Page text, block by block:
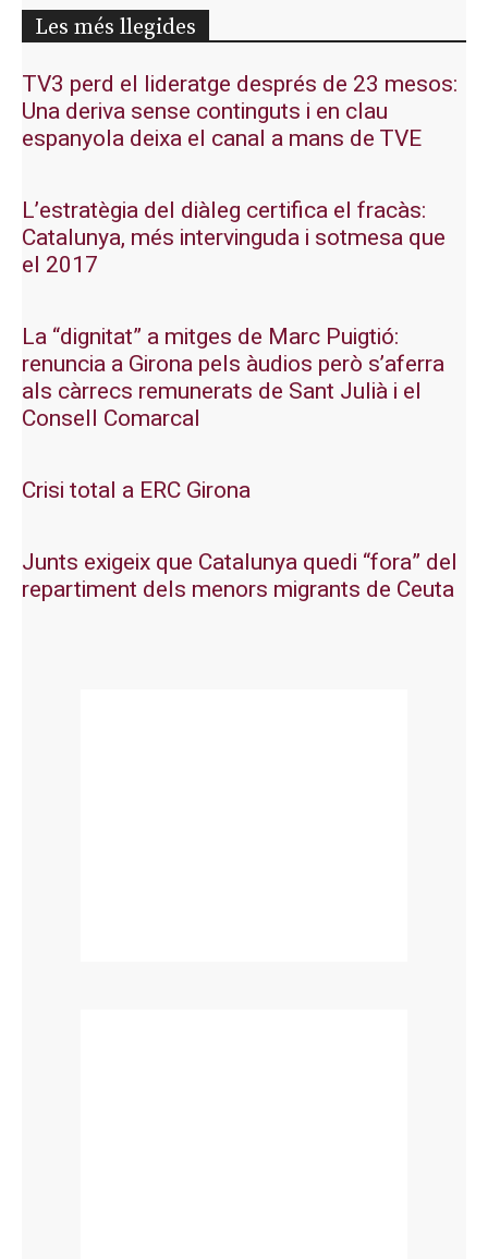
Les més llegides
TV3 perd el lideratge després de 23 mesos:
Una deriva sense continguts i en clau
espanyola deixa el canal a mans de TVE
L’estratègia del diàleg certifica el fracàs:
Catalunya, més intervinguda i sotmesa que
el 2017
La “dignitat” a mitges de Marc Puigtió:
renuncia a Girona pels àudios però s’aferra
als càrrecs remunerats de Sant Julià i el
Consell Comarcal
Crisi total a ERC Girona
Junts exigeix que Catalunya quedi “fora” del
repartiment dels menors migrants de Ceuta